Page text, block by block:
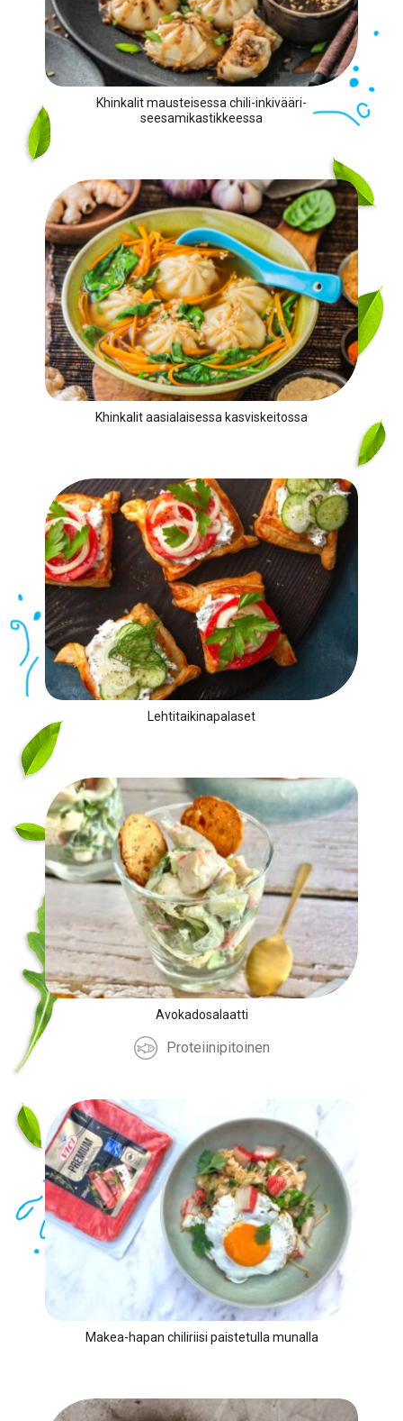
Khinkalit mausteisessa chili-inkivääri-
seesamikastikkeessa
Khinkalit aasialaisessa kasviskeitossa
Lehtitaikinapalaset
Avokadosalaatti
Proteiinipitoinen
Makea-hapan chiliriisi paistetulla munalla